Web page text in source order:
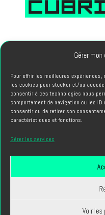
Gérer
Pour offrir les meilleures
les cookies pour stocker et/ou
consentir à ces technologies nous
comportement de navigation ou les
consentir ou de retirer son
caractéristiques et fonctions.
Gérer les services
Voir les
PROJETS
hello@cubriks.com
CANDIDATURES